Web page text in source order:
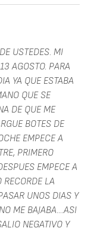
USTEDES. MI
AGOSTO. PARA
YA QUE ESTABA
QUE SE
DE QUE ME
BOTES DE
EMPECE A
PRIMERO
EMPECE A
RECORDE LA
UNOS DIAS Y
ME BAJABA....ASI
NEGATIVO Y